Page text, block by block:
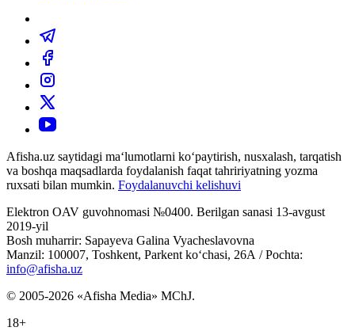
Afisha.uz saytidagi ma‘lumotlarni ko‘paytirish, nusxalash, tarqatish
va boshqa maqsadlarda foydalanish faqat tahririyatning yozma
ruxsati bilan mumkin. Foydalanuvchi kelishuvi
Elektron OAV guvohnomasi №0400. Berilgan sanasi 13-avgust
2019-yil
Bosh muharrir: Sapayeva Galina Vyacheslavovna
Manzil: 100007, Toshkent, Parkent ko‘chasi, 26А / Pochta:
info@afisha.uz
© 2005-2026 «Afisha Media» MChJ.
18+